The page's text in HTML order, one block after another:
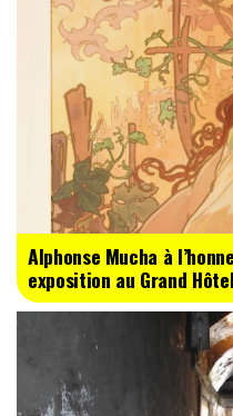
Alphonse Mucha à
exposition au Grand